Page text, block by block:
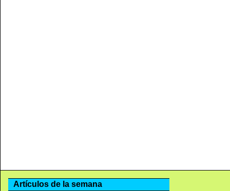
Artículos de la semana